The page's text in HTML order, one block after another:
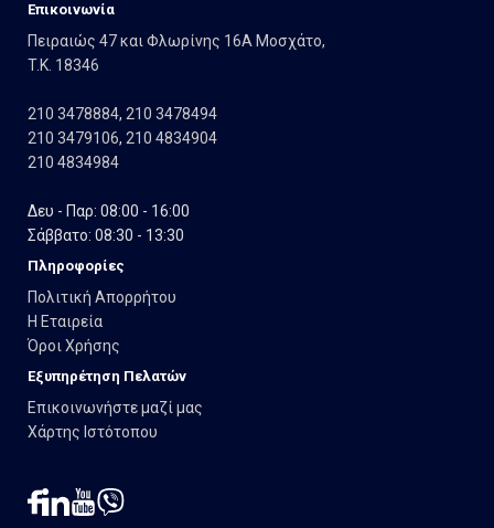
Eπικοινωνία
Πειραιώς 47 και Φλωρίνης 16Α Μοσχάτο,
T.K. 18346
210 3478884, 210 3478494
210 3479106, 210 4834904
210 4834984
Δευ - Παρ: 08:00 - 16:00
Σάββατο: 08:30 - 13:30
Πληροφορίες
Πολιτική Απορρήτου
Η Εταιρεία
Όροι Χρήσης
Εξυπηρέτηση Πελατών
Επικοινωνήστε μαζί μας
Χάρτης Ιστότοπου